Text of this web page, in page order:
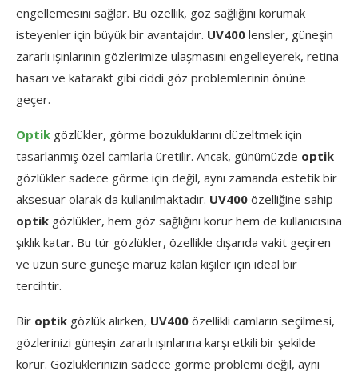
engellemesini sağlar. Bu özellik, göz sağlığını korumak
isteyenler için büyük bir avantajdır. UV400 lensler, güneşin
zararlı ışınlarının gözlerimize ulaşmasını engelleyerek, retina
hasarı ve katarakt gibi ciddi göz problemlerinin önüne
geçer.
Optik gözlükler, görme bozukluklarını düzeltmek için
tasarlanmış özel camlarla üretilir. Ancak, günümüzde optik
gözlükler sadece görme için değil, aynı zamanda estetik bir
aksesuar olarak da kullanılmaktadır. UV400 özelliğine sahip
optik gözlükler, hem göz sağlığını korur hem de kullanıcısına
şıklık katar. Bu tür gözlükler, özellikle dışarıda vakit geçiren
ve uzun süre güneşe maruz kalan kişiler için ideal bir
tercihtir.
Bir optik gözlük alırken, UV400 özellikli camların seçilmesi,
gözlerinizi güneşin zararlı ışınlarına karşı etkili bir şekilde
korur. Gözlüklerinizin sadece görme problemi değil, aynı